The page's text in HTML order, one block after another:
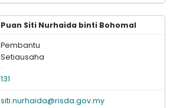
Puan Siti Nurhaida binti Bohomal
Pembantu
Setiausaha
131
siti.nurhaida@risda.gov.my